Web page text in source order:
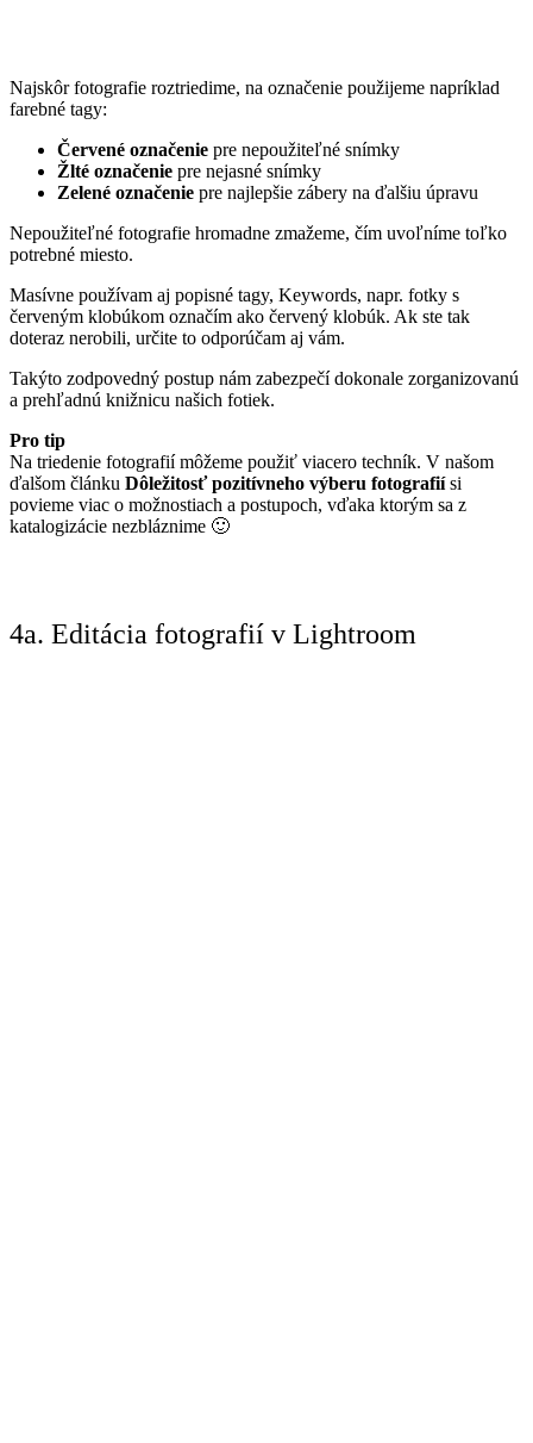
Najskôr fotografie roztriedime, na označenie použijeme napríklad
farebné tagy:
Červené označenie pre nepoužiteľné snímky
Žlté označenie pre nejasné snímky
Zelené označenie pre najlepšie zábery na ďalšiu úpravu
Nepoužiteľné fotografie hromadne zmažeme, čím uvoľníme toľko
potrebné miesto.
Masívne používam aj popisné tagy, Keywords, napr. fotky s
červeným klobúkom označím ako červený klobúk. Ak ste tak
doteraz nerobili, určite to odporúčam aj vám.
Takýto zodpovedný postup nám zabezpečí dokonale zorganizovanú
a prehľadnú knižnicu našich fotiek.
Pro tip
Na triedenie fotografií môžeme použiť viacero techník. V našom
ďalšom článku Dôležitosť pozitívneho výberu fotografiísi
povieme viac o možnostiach a postupoch, vďaka ktorým sa z
katalogizácie nezbláznime 🙂
4a. Editácia fotografií v Lightroom